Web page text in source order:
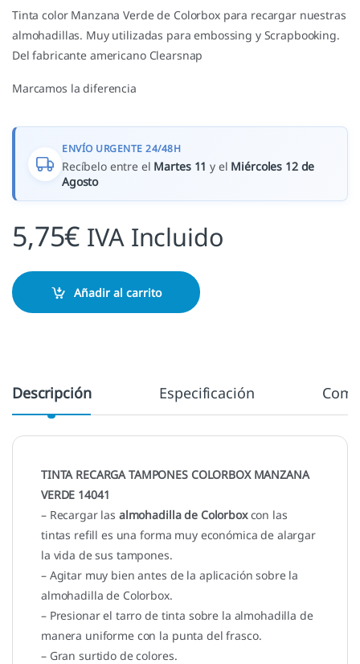
Tinta color Manzana Verde de Colorbox para recargar nuestras
almohadillas. Muy utilizadas para embossing y Scrapbooking.
Del fabricante americano Clearsnap
Marcamos la diferencia
ENVÍO URGENTE 24/48H
Recíbelo entre el Martes 11 y el Miércoles 12 de
Agosto
5,75€ IVA Incluido
Añadir al carrito
Descripción Especificación
TINTA RECARGA TAMPONES COLORBOX MANZANA
VERDE 14041
– Recargar las almohadilla de Colorboxcon las
tintas refill es una forma muy económica de alargar
la vida de sus tampones.
– Agitar muy bien antes de la aplicación sobre la
almohadilla de Colorbox.
– Presionar el tarro de tinta sobre la almohadilla de
manera uniforme con la punta del frasco.
– Gran surtido de colores.